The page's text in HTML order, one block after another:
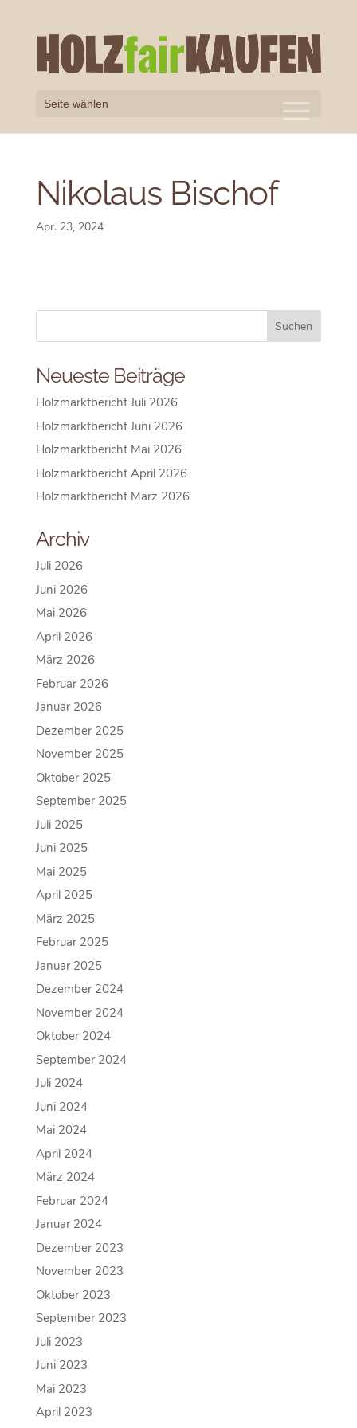
Seite wählen
Nikolaus Bischof
Apr. 23, 2024
Neueste Beiträge
Holzmarktbericht Juli 2026
Holzmarktbericht Juni 2026
Holzmarktbericht Mai 2026
Holzmarktbericht April 2026
Holzmarktbericht März 2026
Archiv
Juli 2026
Juni 2026
Mai 2026
April 2026
März 2026
Februar 2026
Januar 2026
Dezember 2025
November 2025
Oktober 2025
September 2025
Juli 2025
Juni 2025
Mai 2025
April 2025
März 2025
Februar 2025
Januar 2025
Dezember 2024
November 2024
Oktober 2024
September 2024
Juli 2024
Juni 2024
Mai 2024
April 2024
März 2024
Februar 2024
Januar 2024
Dezember 2023
November 2023
Oktober 2023
September 2023
Juli 2023
Juni 2023
Mai 2023
April 2023